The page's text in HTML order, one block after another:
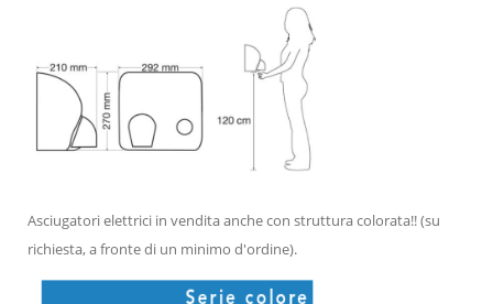
Asciugatori elettrici in vendita anche con struttura colorata!! (su
richiesta, a fronte di un minimo d'ordine).